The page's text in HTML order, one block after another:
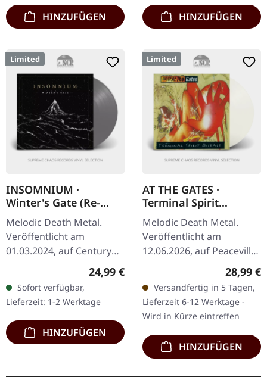
HINZUFÜGEN HINZUFÜGEN
Limited
INSOMNIUM ·
Winter's Gate (Re-
Issue 2024) | GREY LP
Melodic Death Metal.
Veröffentlicht am
01.03.2024, auf Century
Media Records. Graues
Vinyl. Limitierte Band-
Auflage. Insomnium
liefern mit „Winter's…
Regulärer Preis:
24,99 €
Sofort verfügbar,
Lieferzeit: 1-2 Werktage
HINZUFÜGEN
Limited
AT THE GATES ·
Terminal Spirit
Disease | CLEAR LP
Melodic Death Metal.
Veröffentlicht am
12.06.2026, auf Peaceville
Records. Klares Vinyl im
Standard-Cover. Plastic
Head exklusive, limitierte
Auflage…
28,99 €
Versandfertig in 5 Tagen,
Lieferzeit 6-12 Werktage -
Wird in Kürze eintreffen
HINZUFÜGEN